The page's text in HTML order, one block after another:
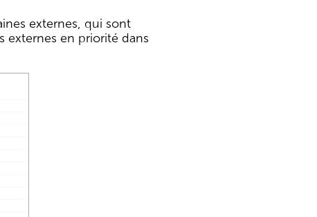
externes, qui sont
externes en priorité dans